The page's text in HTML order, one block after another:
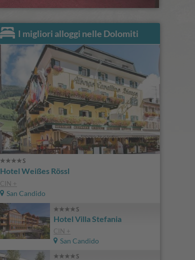
I migliori alloggi nelle Dolomiti
Hotel Weißes Rössl
CIN +
San Candido
Hotel Villa Stefania
CIN +
San Candido